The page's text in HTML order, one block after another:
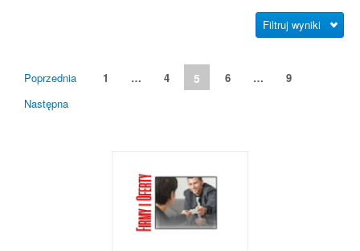
Filtruj wyniki
Poprzednia 1 … 4 5 6 …
9
Następna